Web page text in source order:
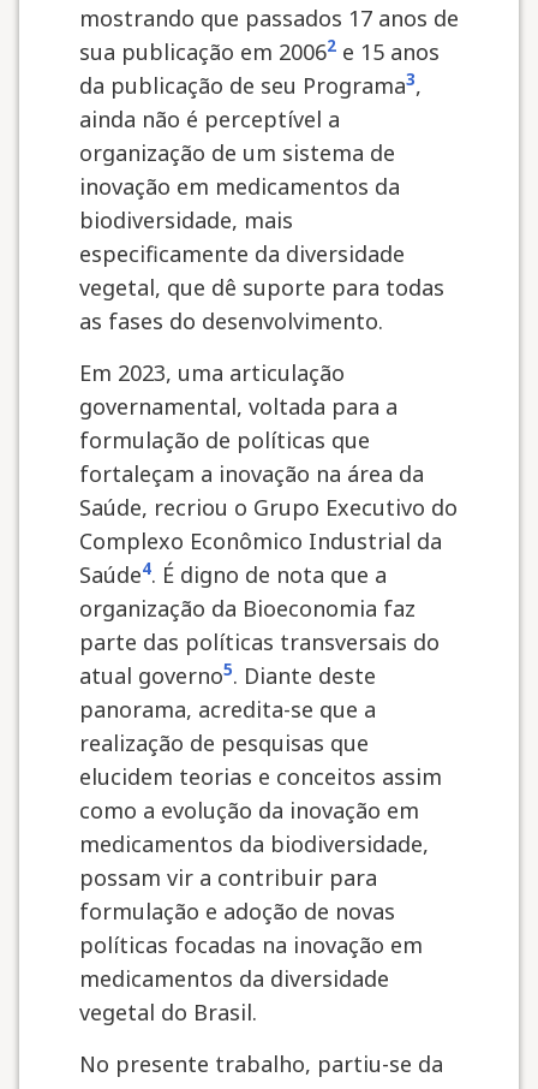
mostrando que passados 17 anos de
sua publicação em 20062 e 15 anos
da publicação de seu Programa3,
ainda não é perceptível a
organização de um sistema de
inovação em medicamentos da
biodiversidade, mais
especificamente da diversidade
vegetal, que dê suporte para todas
as fases do desenvolvimento.
Em 2023, uma articulação
governamental, voltada para a
formulação de políticas que
fortaleçam a inovação na área da
Saúde, recriou o Grupo Executivo do
Complexo Econômico Industrial da
Saúde4. É digno de nota que a
organização da Bioeconomia faz
parte das políticas transversais do
atual governo5. Diante deste
panorama, acredita-se que a
realização de pesquisas que
elucidem teorias e conceitos assim
como a evolução da inovação em
medicamentos da biodiversidade,
possam vir a contribuir para
formulação e adoção de novas
políticas focadas na inovação em
medicamentos da diversidade
vegetal do Brasil.
No presente trabalho, partiu-se da